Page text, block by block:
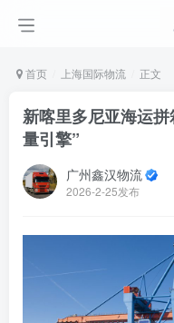
首页 上海国际物流 正文
新喀里多尼亚海运
量引擎”
广州鑫汉物流
2026-2-25发布